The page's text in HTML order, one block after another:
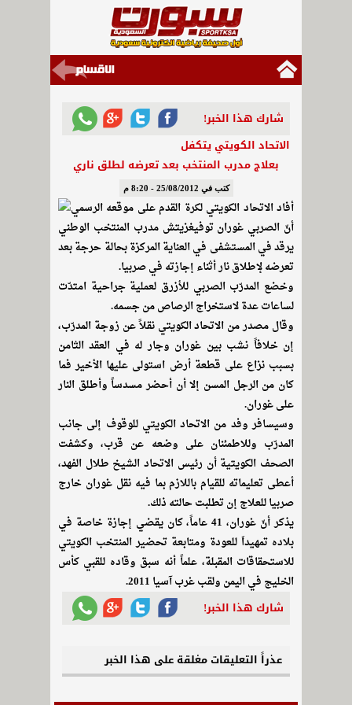
شارك هذا الخبر!
الاتحاد الكويتي يتكفل
بعلاج مدرب المنتخب بعد تعرضه لطلق ناري
كتب في 25/08/2012 - 8:20 م
أفاد الاتحاد الكويتي لكرة القدم على موقعه الرسمي
أنّ الصربي غوران توفيغزيتش مدرب المنتخب الوطني
يرقد في المستشفى في العناية المركزة بحالة حرجة بعد
تعرضه لإطلاق نار أثناء إجازته في صربيا.
وخضع المدرّب الصربي للأزرق لعملية جراحية امتدّت
لساعات عدة لاستخراج الرصاص من جسمه.
وقال مصدر من الاتحاد الكويتي نقلاً عن زوجة المدرّب،
إن خلافاً نشب بين غوران وجار له في العقد الثامن
بسبب نزاع على قطعة أرض استولى عليها الأخير فما
كان من الرجل المسن إلا أن أحضر مسدساً وأطلق النار
على غوران.
وسيسافر وفد من الاتحاد الكويتي للوقوف إلى جانب
المدرّب وللاطمئنان على وضعه عن قرب، وكشفت
الصحف الكويتية أن رئيس الاتحاد الشيخ طلال الفهد،
أعطى تعليماته للقيام باللازم بما فيه نقل غوران خارج
صربيا للعلاج إن تطلبت حالته ذلك.
يذكر أنّ غوران، 41 عاماً، كان يقضي إجازة خاصة في
بلاده تمهيداَ للعودة ومتابعة تحضير المنتخب الكويتي
للاستحقاقات المقبلة، علماً أنه سبق وقاده للقبي كأس
الخليج في اليمن ولقب غرب آسيا 2011.
شارك هذا الخبر!
عذراً التعليقات مغلقة على هذا الخبر